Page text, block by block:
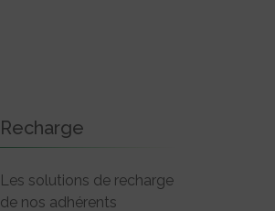
Recharge
Les solutions de recharge
de nos adhérents